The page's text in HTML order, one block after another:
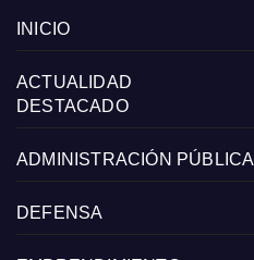
INICIO
ACTUALIDAD
DESTACADO
ADMINISTRACIÓN PÚBLICA
DEFENSA